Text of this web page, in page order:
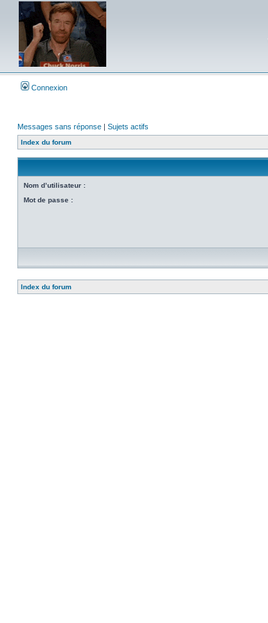
Connexion
Messages sans réponse | Sujets actifs
Index du forum
Nom d’utilisateur :
Mot de passe :
Index du forum